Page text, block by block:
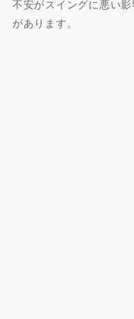
不安がスイングに悪い
があります。